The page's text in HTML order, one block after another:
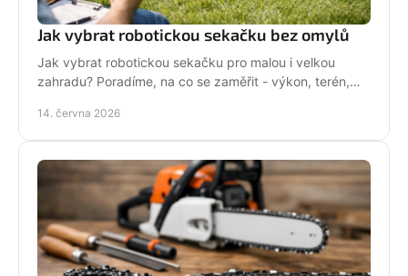
Jak vybrat robotickou sekačku bez omylů
Jak vybrat robotickou sekačku pro malou i velkou
zahradu? Poradíme, na co se zaměřit - výkon, terén,
14. června 2026